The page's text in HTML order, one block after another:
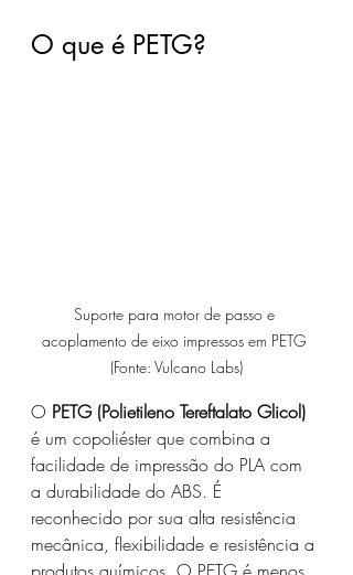
O que é PETG?
Suporte para motor de passo e
acoplamento de eixo impressos em PETG
(Fonte: Vulcano Labs)
O PETG (Polietileno Tereftalato Glicol)
é um copoliéster que combina a
facilidade de impressão do PLA com
a durabilidade do ABS. É
reconhecido por sua alta resistência
mecânica, flexibilidade e resistência a